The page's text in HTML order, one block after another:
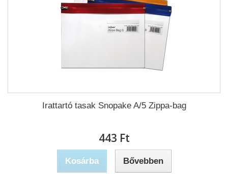
Irattartó tasak Snopake A/5 Zippa-bag
443 Ft‎
Kosárba Bővebben